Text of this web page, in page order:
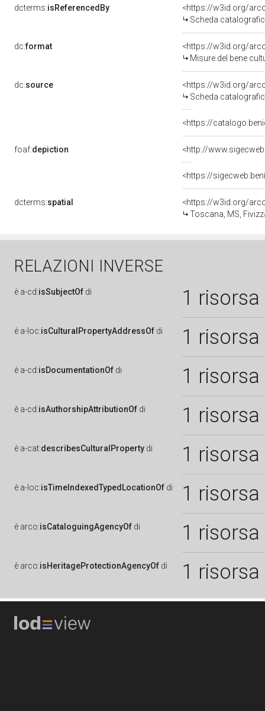
dcterms:isReferencedBy
<https://w3id.org/
Scheda
dc:format
<https://w3id.org/
Misure del bene
dc:source
<https://w3id.org/
Scheda
<https://
foaf:depiction <http://
<https://
dcterms:spatial
<https://w3id.org/
Toscana, MS,
RELAZIONI INVERSE
è a-cd:isSubjectOf di 1 risorsa
è a-loc:isCulturalPropertyAddressOf di 1 risorsa
è a-cd:isDocumentationOf di 1 risorsa
è a-cd:isAuthorshipAttributionOf di 1 risorsa
è a-cat:describesCulturalProperty di 1 risorsa
è a-loc:isTimeIndexedTypedLocationOf di 1 risorsa
è arco:isCataloguingAgencyOf di 1 risorsa
è arco:isHeritageProtectionAgencyOf di 1 risorsa